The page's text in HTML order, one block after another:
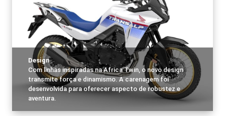
Design
Com linhas inspiradas na Africa Twin, o novo design
transmite força e dinamismo. A carenagem foi
desenvolvida para oferecer aspecto de robustez e
aventura.